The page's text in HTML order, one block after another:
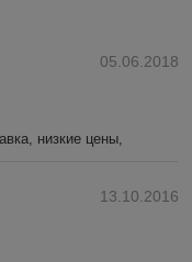
05.06.2018
низкие цены,
13.10.2016